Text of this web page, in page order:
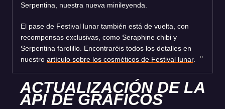
Serpentina, nuestra nueva minileyenda.
El pase de Festival lunar también está de vuelta, con
recompensas exclusivas, como Seraphine chibi y
Serpentina farolillo. Encontraréis todos los detalles en
nuestro artículo sobre los cosméticos de Festival lunar.
ACTUALIZACIÓN DE LA
API DE GRÁFICOS